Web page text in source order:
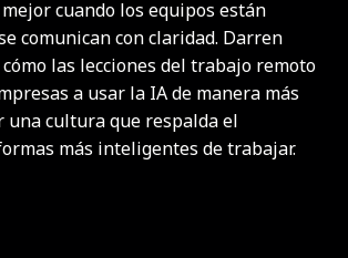
cuando los equipos están
comunican con claridad. Darren
las lecciones del trabajo remoto
a usar la IA de manera más
una cultura que respalda el
más inteligentes de trabajar.